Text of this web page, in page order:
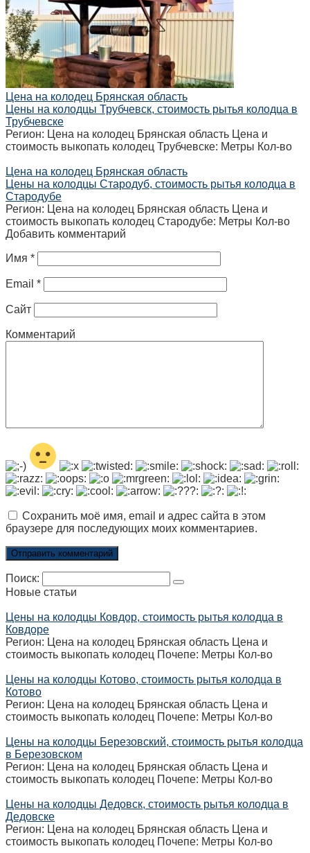
Цена на колодец Брянская область
Цены на колодцы Трубчевск, стоимость рытья колодца в
Трубчевске
Регион: Цена на колодец Брянская область Цена и
стоимость выкопать колодец Трубчевске: Метры Кол-во
Цена на колодец Брянская область
Цены на колодцы Стародуб, стоимость рытья колодца в
Стародубе
Регион: Цена на колодец Брянская область Цена и
стоимость выкопать колодец Стародубе: Метры Кол-во
Добавить комментарий
Имя *
Email *
Сайт
Комментарий
Сохранить моё имя, email и адрес сайта в этом
браузере для последующих моих комментариев.
Поиск:
Новые статьи
Цены на колодцы Ковдор, стоимость рытья колодца в
Ковдоре
Регион: Цена на колодец Брянская область Цена и
стоимость выкопать колодец Почепе: Метры Кол-во
Цены на колодцы Котово, стоимость рытья колодца в
Котово
Регион: Цена на колодец Брянская область Цена и
стоимость выкопать колодец Почепе: Метры Кол-во
Цены на колодцы Березовский, стоимость рытья колодца
в Березовском
Регион: Цена на колодец Брянская область Цена и
стоимость выкопать колодец Почепе: Метры Кол-во
Цены на колодцы Дедовск, стоимость рытья колодца в
Дедовске
Регион: Цена на колодец Брянская область Цена и
стоимость выкопать колодец Почепе: Метры Кол-во